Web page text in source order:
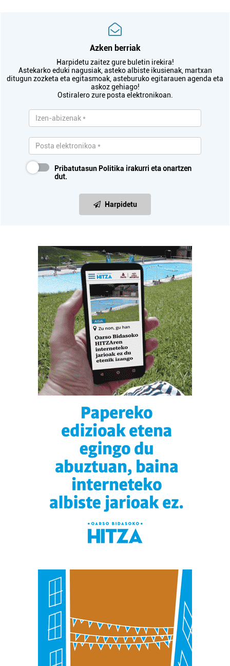
Azken berriak
Harpidetu zaitez gure buletin irekira!
Astekarko eduki nagusiak, asteko albiste ikusienak, martxan
ditugun zozketa eta egitasmoak, asteburuko egitarauen agenda eta
askoz gehiago!
Ostiralero zure posta elektronikoan.
Pribatutasun Politika irakurri eta onartzen
dut.
Harpidetu